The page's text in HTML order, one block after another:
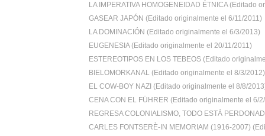
LA IMPERATIVA HOMOGENEIDAD ÉTNICA (Editado
GASEAR JAPÓN (Editado originalmente el 6/11/2011)
LA DOMINACIÓN (Editado originalmente el 6/3/2013)
EUGENESIA (Editado originalmente el 20/11/2011)
ESTEREOTIPOS EN LOS TEBEOS (Editado
BIELOMORKANAL (Editado originalmente el 8/3/2012)
EL COW-BOY NAZI (Editado originalmente el 8/8/
CENA CON EL FÜHRER (Editado originalmente el 6/
REGRESA COLONIALISMO, TODO ESTÁ
CARLES FONTSERÈ-IN MEMORIAM (1916-2007)